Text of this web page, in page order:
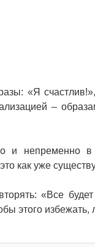
«Я
–
и непременно
как уже
«Все
этого